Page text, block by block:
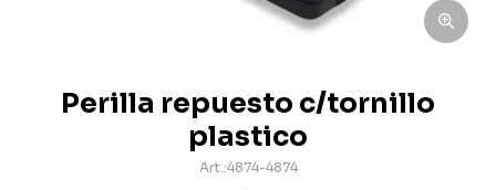
Perilla repuesto c/tornillo
plastico
4874-4874